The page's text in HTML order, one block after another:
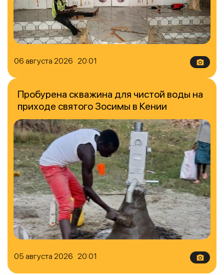
06 августа 2026 20:01
05 августа 2026 20:01
Пробурена скважина для чистой воды на
приходе святого Зосимы в Кении